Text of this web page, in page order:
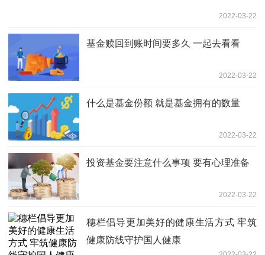
2022-03-22
基金赎回到账时间要多久 一起去看看
2022-03-22
什么是基金份额 就是基金拥有的数量
2022-03-22
投资基金要注意什么事项 要有心理准备
2022-03-22
穗栏倡导更加美好的健康生活方式 牢筑
健康防线守护国人健康